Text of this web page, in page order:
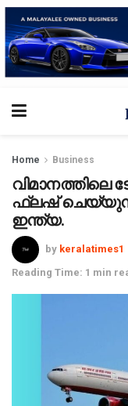
Home Business
വിമാനത്തിലെ
ഫ്ലഷ്
ഇന്ത്യ.
by keralatimes1
Reading Time: 1 min